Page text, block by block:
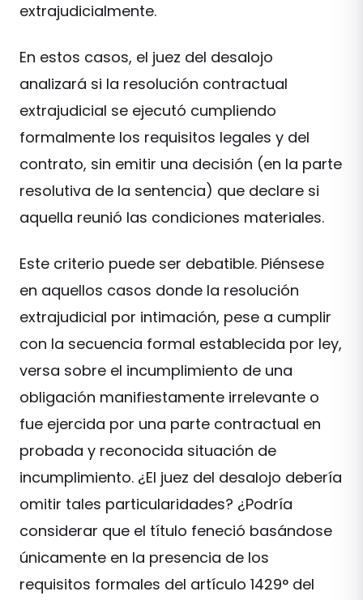
extrajudicialmente.
En estos casos, el juez del desalojo
analizará si la resolución contractual
extrajudicial se ejecutó cumpliendo
formalmente los requisitos legales y del
contrato, sin emitir una decisión (en la parte
resolutiva de la sentencia) que declare si
aquella reunió las condiciones materiales.
Este criterio puede ser debatible. Piénsese
en aquellos casos donde la resolución
extrajudicial por intimación, pese a cumplir
con la secuencia formal establecida por ley,
versa sobre el incumplimiento de una
obligación manifiestamente irrelevante o
fue ejercida por una parte contractual en
probada y reconocida situación de
incumplimiento. ¿El juez del desalojo debería
omitir tales particularidades? ¿Podría
considerar que el título feneció basándose
únicamente en la presencia de los
requisitos formales del artículo 1429° del